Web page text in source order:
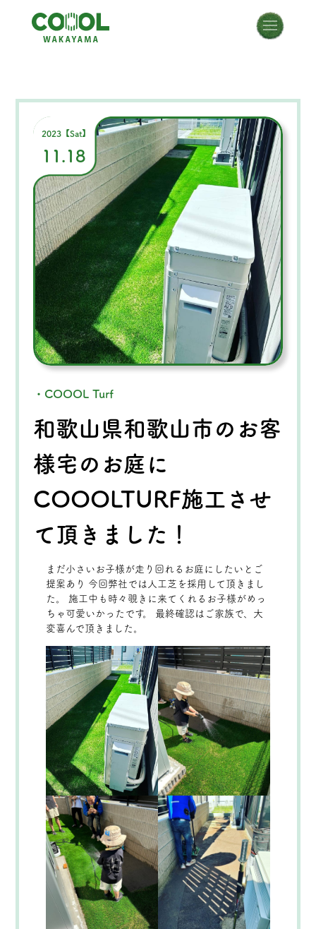
2023【Sat】
11.18
・COOOL Turf
和歌山県和歌山市のお客
様宅のお庭に
COOOLTURF施工させ
て頂きました！
まだ小さいお子様が走り回れるお庭にしたいとご
提案あり 今回弊社では人工芝を採用して頂きまし
た。 施工中も時々覗きに来てくれるお子様がめっ
ちゃ可愛いかったです。 最終確認はご家族で、大
変喜んで頂きました。